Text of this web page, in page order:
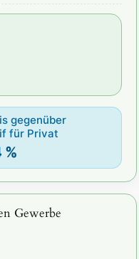
gegenüber
für Privat
%
Gewerbe